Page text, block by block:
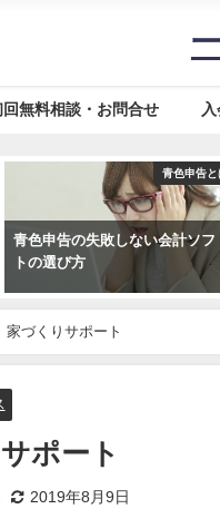
回無料相談・お問合せ
青色申告と
青色申告の失敗しない会計ソフ
トの選び方
家づくりサポート
ポート
2019年8月9日